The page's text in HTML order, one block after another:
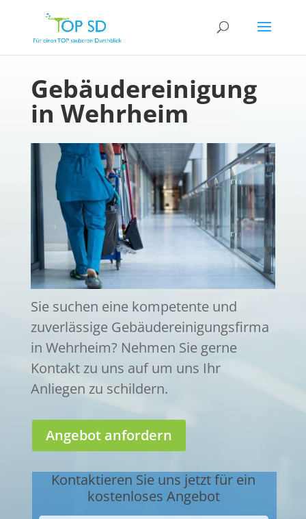
Gebäudereinigung
in Wehrheim
Sie suchen eine kompetente und
zuverlässige Gebäudereinigungsfirma
in Wehrheim? Nehmen Sie gerne
Kontakt zu uns auf um uns Ihr
Anliegen zu schildern.
Angebot anfordern
Kontaktieren Sie uns jetzt für ein
kostenloses Angebot